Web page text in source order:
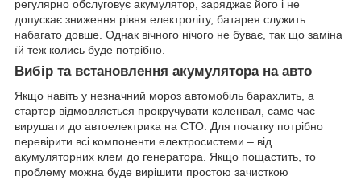
регулярно обслуговує акумулятор, заряджає його і не
допускає зниження рівня електроліту, батарея служить
набагато довше. Однак вічного нічого не буває, так що заміна
їй теж колись буде потрібно.
Вибір та встановлення акумулятора на авто
Якщо навіть у незначний мороз автомобіль барахлить, а
стартер відмовляється прокручувати коленвал, саме час
вирушати до автоелектрика на СТО. Для початку потрібно
перевірити всі компоненти електросистеми – від
акумуляторних клем до генератора. Якщо пощастить, то
проблему можна буде вирішити простою зачисткою